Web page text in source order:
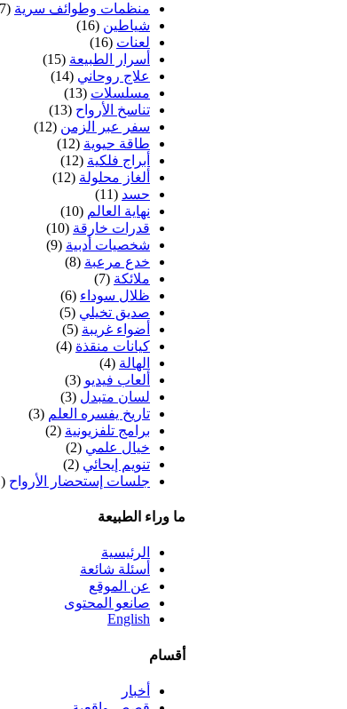
منظمات وطوائف سرية (17)
شياطين (16)
لعنات (16)
أسرار الطبيعة (15)
علاج روحاني (14)
مسلسلات (13)
تناسخ الأرواح (13)
سفر عبر الزمن (12)
طاقة حيوية (12)
أبراج فلكية (12)
ألغاز محلولة (12)
حسد (11)
نهاية العالم (10)
قدرات خارقة (10)
شخصيات أدبية (9)
خدع مرعبة (8)
ملائكة (7)
ظلال سوداء (6)
صديق تخيلي (5)
أضواء غريبة (5)
كيانات منقذة (4)
الهالة (4)
ألعاب فيديو (3)
لسان متبدل (3)
تاريخ يفسره العلم (3)
برامج تلفزيونية (2)
خيال علمي (2)
تنويم إيحائي (2)
جلسات إستحضار الأرواح (1)
ما وراء الطبيعة
الرئيسية
أسئلة شائعة
عن الموقع
صانعو المحتوى
English
أقسام
أخبار